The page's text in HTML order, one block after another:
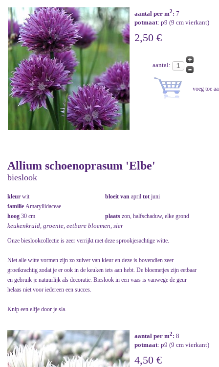
aantal per m2: 7
potmaat: p9 (9 cm vierkant)
2,50 €
aantal:
Allium schoenoprasum 'Elbe'
bieslook
kleur wit bloeit van april tot juni
familie Amaryllidaceae
hoog 30 cm plaats zon, halfschaduw, elke grond
keukenkruid, groente, eetbare bloemen, sier
Onze bieslookcollectie is zeer verrijkt met deze sprookjesachtige witte.
Niet alle witte vormen zijn zo zuiver van kleur en deze is bovendien zeer
groeikrachtig zodat je er ook in de keuken iets aan hebt. De bloemetjes zijn eetbaar
en gebruik je natuurlijk als decoratie. Bieslook in een vaas is vanwege de geur
helaas niet voor iedereen een succes.
Knip een elfje door je sla.
aantal per m2: 8
potmaat: p9 (9 cm vierkant)
4,50 €